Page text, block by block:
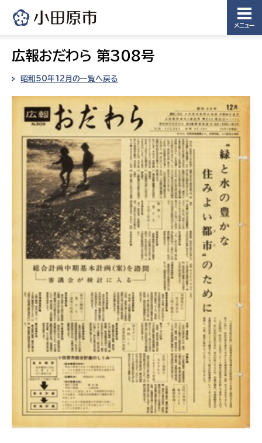
メニュー
広報おだわら 第308号
昭和50年12月の一覧へ戻る